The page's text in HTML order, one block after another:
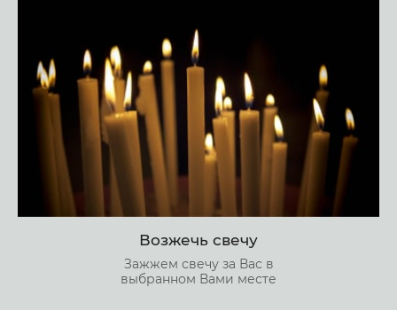
Возжечь свечу
Зажжем свечу за Вас в
выбранном Вами месте